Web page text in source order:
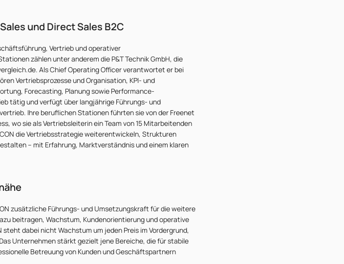
und Direct Sales B2C
Vertrieb und operativer
zählen unter anderem die P&T Technik GmbH, die
Als Chief Operating Officer verantwortet er bei
Vertriebsprozesse und Organisation, KPI- und
Forecasting, Planung sowie Performance-
tätig und verfügt über langjährige Führungs- und
Ihre beruflichen Stationen führten sie von der Freenet
wo sie als Vertriebsleiterin ein Team von 15 Mitarbeitenden
die Vertriebsstrategie weiterentwickeln, Strukturen
– mit Erfahrung, Marktverständnis und einem klaren
zusätzliche Führungs- und Umsetzungskraft für die weitere
beitragen, Wachstum, Kundenorientierung und operative
steht dabei nicht Wachstum um jeden Preis im Vordergrund,
Unternehmen stärkt gezielt jene Bereiche, die für stabile
Betreuung von Kunden und Geschäftspartnern